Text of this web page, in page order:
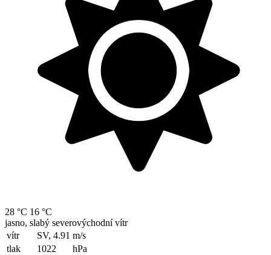
28 °C 16 °C
jasno, slabý severovýchodní vítr
vítr
SV, 4.91 m/s
tlak
1022
hPa